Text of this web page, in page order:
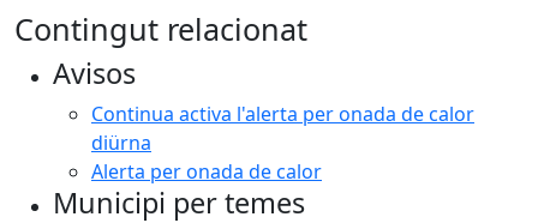
Contingut relacionat
Avisos
Continua activa l'alerta per onada de calor
diürna
Alerta per onada de calor
Municipi per temes